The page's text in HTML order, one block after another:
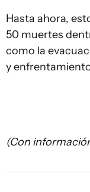
Hasta ahora,
50 muertes
como la
y
(Con